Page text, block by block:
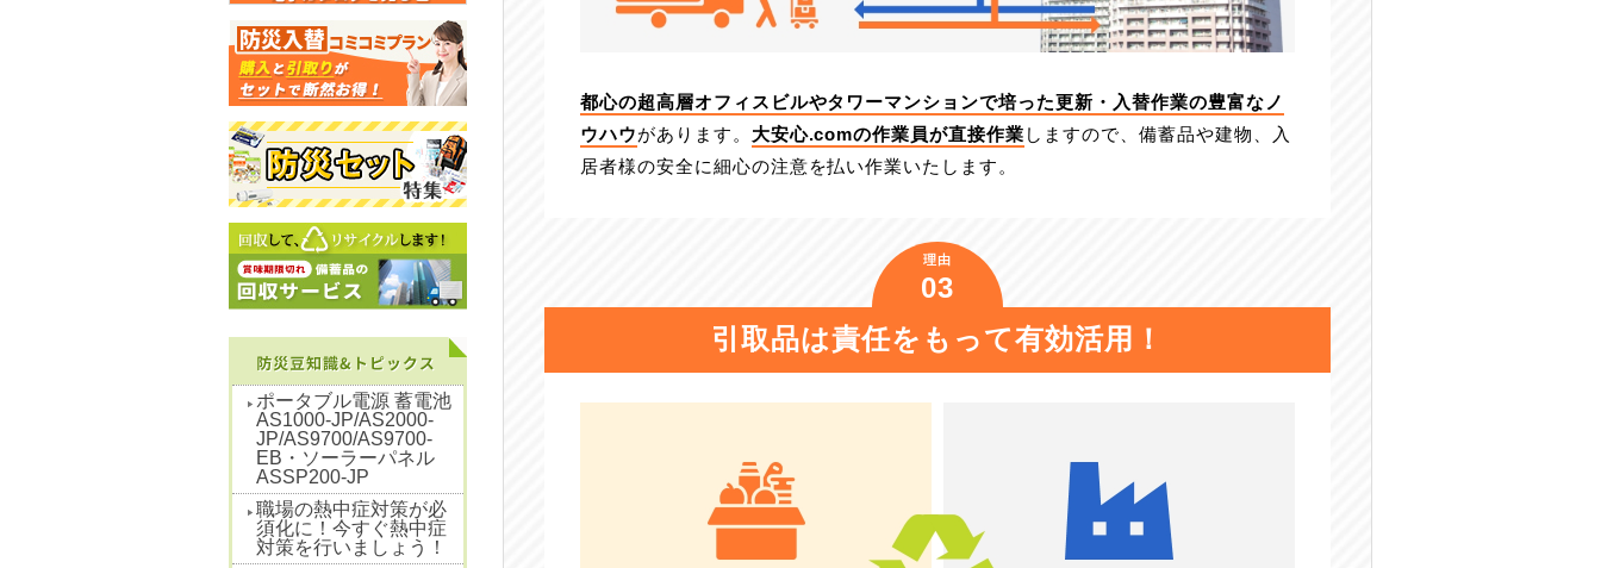
都心の超高層オフィスビルやタワーマンションで培った更新・入替作業の豊富なノ
ウハウがあります。 大安心.comの作業員が直接作業 しますので、備蓄品や建物、入
居者様の安全に細心の注意を払い作業いたします。
理由
03
引取品は責任をもって有効活用！
ポータブル電源 蓄電池
AS1000-JP/AS2000-
JP/AS9700/AS9700-
EB・ソーラーパネル
ASSP200-JP
職場の熱中症対策が必
須化に！今すぐ熱中症
対策を行いましょう！